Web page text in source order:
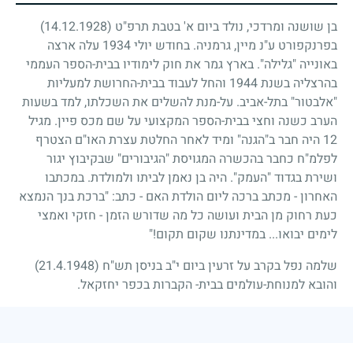
בן שושנה ומרדכי, נולד ביום א' בטבת תרפ"ט (14.12.1928)
בפרנקפורט ע"נ מיין, גרמניה. בחודש יולי1934 עלה ארצה
באונייה "גלילה". בארץ גמר את חוק לימודיו בבית-הספר העממי
בהרצליה בשנת1944 והחל לעבוד בבית-החרושת למעליות
"אלבטור" בתל-אביב. על-מנת להשלים את השכלתו, למד בשעות
הערב כשנה וחצי בבית-הספר המקצועי על שם מכס פיין. מגיל
12 היה חבר ב"הגנה" ומיד לאחר החלטת עצרת האו"ם הצטרף
לפלמ"ח כחבר בהכשרה המגויסת "הגיבורים" שבקיבוץ יגור
ושירת בגדוד "העמק". היה בן נאמן לביתו ולמולדת. במכתבו
האחרון - מכתב ברכה ליום הולדת האם - כתב: "ברכת בנך הנמצא
כעת רחוק מן הבית ועושה כל מה שדורש הזמן - חזקי ואמצי
לימים יבואו... במדינתנו שקום תקום!"
שלמה נפל בקרב על זרעין ביום י"ב בניסן תש"ח (21.4.1948)
והובא למנוחת-עולמים בבית- הקברות בכפר יחזקאל.